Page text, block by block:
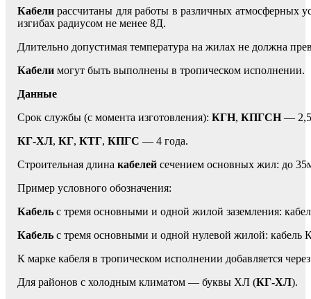
Кабели рассчитаны для работы в различных атмосферных
изгибах радиусом не менее 8Д.
Длительно допустимая температура на жилах не должна
Кабели могут быть выполнены в тропическом исполнении.
Данные
Срок службы (с момента изготовления): КГН, КПГСН— 2,5
КГ-ХЛ, КГ, КТГ, КПГС — 4 года.
Строительная длина кабелей сечением основных жил: до
Пример условного обозначения:
Кабель с тремя основными и одной жилой заземления:
Кабель с тремя основными и одной нулевой жилой:
К марке кабеля в тропическом исполнении добавляется
Для районов с холодным климатом — буквы ХЛ (КГ-ХЛ).